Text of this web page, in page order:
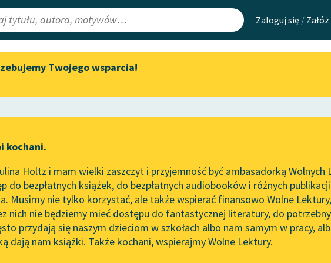
Zaloguj się /
Lektury
redakcyjne
Aktualności
„Prokurator Alicja Horn” do
literatury skandynawskiej
Spotkanie z Katarzyną Tunkiel
w Oslo
102. lata temu zmarł Joseph
Conrad
Mapa Wolnych Lektur
Leśmianator
API
OAI-PMH
Widget Wolnych Lektur
Twojego wsparcia!
kochani.
Holtz i mam wielki zaszczyt i przyjemność być ambasadorką Wolnych
do bezpłatnych książek, do bezpłatnych audiobooków i różnych
Musimy nie tylko korzystać, ale także wspierać finansowo Wolne
nich nie będziemy mieć dostępu do fantastycznej literatury, do
przydają się naszym dzieciom w szkołach albo nam samym w pracy,
dają nam książki. Także kochani, wspierajmy Wolne Lektury.
Wit Szostak✖